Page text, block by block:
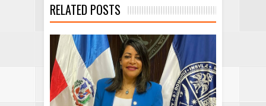
RELATED POSTS